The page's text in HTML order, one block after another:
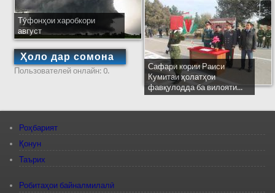
Тӯфонҳои харобкори
август
Ҳоло дар сомона
Пользователей онлайн: 0.
Сафари кории Раиси
Кумитаи ҳолатҳои
фавқулодда ба вилояти...
Роҳбарият
Қонун
Таърих
Робитаҳои байналмилалӣ